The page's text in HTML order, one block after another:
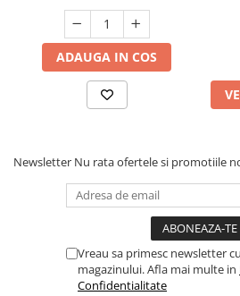
ADAUGA IN COS
Newsletter Nu rata ofertele si promotiile
Vreau sa primesc newsletter
magazinului. Afla mai multe in
Confidentialitate